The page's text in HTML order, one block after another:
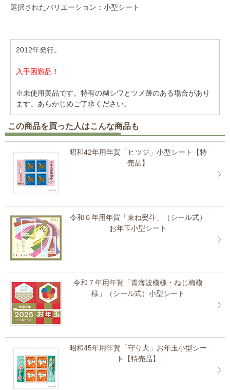
選択されたバリエーション：小型シート
2012年発行。
入手困難品！
※未使用美品です。特有の糊シワとツメ跡のある場合があり
ます。あらかじめご了承ください。
この商品を買った人はこんな商品も
昭和42年用年賀「ヒツジ」小型シート【特
売品】
令和６年用年賀「束ね熨斗」（シール式）
お年玉小型シート
令和７年用年賀「青海波模様・ねじ梅模
様」（シール式）小型シート
昭和45年用年賀「守り犬」お年玉小型シー
ト【特売品】